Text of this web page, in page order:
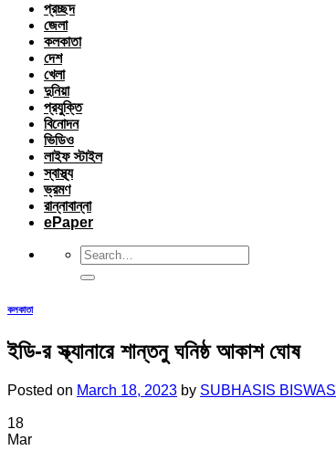
প্রচ্ছদ
জেলা
কলকাতা
দেশ
খেলা
দুনিয়া
প্রযুক্তি
বিনোদন
ভিডিও
লাইফ স্টাইল
স্বাস্থ্য
ভ্রমণ
রান্নাবান্না
ePaper
কলকাতা
ইডি-র স্ক্যানারে শান্তনু ঘনিষ্ঠ আকাশ ঘোষ
Posted on March 18, 2023 by SUBHASIS BISWAS
18
Mar